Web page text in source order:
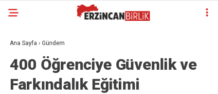
Ana Sayfa › Gündem
400 Öğrenciye Güvenlik ve
Farkındalık Eğitimi